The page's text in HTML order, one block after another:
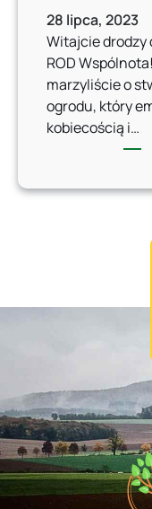
28 lipca, 2023
Witajcie drodzy
ROD Wspólnota!
marzyliście o
ogrodu, który
kobiecością i…